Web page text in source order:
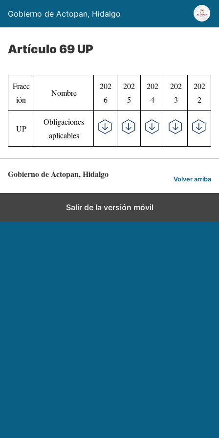
Gobierno de Actopan, Hidalgo
Artículo 69 UP
Fracc
ión
Nombre
202
6
202
5
202
4
202
3
202
2
UP
Obligaciones
aplicables
Gobierno de Actopan, Hidalgo Volver arriba
Salir de la versión móvil